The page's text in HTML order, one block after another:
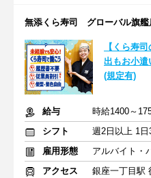
無添くら寿司 グローバル旗
【くら寿
出もお小
(規定有)
給与
時給1400～
シフト
週2日以上 1
雇用形態
アルバイト・
アクセス
銀座一丁目駅